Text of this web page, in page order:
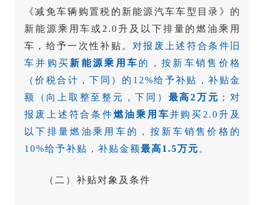
《减免车辆购置税的新能源汽车车型目录》的
新能源乘用车或2.0升及以下排量的燃油乘用
车，给予一次性补贴。 对报废上述符合条件旧
车并购买 新能源乘用车 的，按新车销售价格
（价税合计，下同）的12%给予补贴，补贴金
额（向上取整至整元，下同） 最高2万元 ；
对
报废上述符合条件燃油乘用车并购买2.0升及
以下排量燃油乘用车的，按新车销售价格的
10%给予补贴，补贴金额最高1.5万元 。
（二）补贴对象及条件